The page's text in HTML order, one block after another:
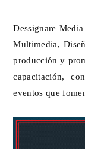
Dessignare
Multimedia,
producción y
capacitación,
eventos que